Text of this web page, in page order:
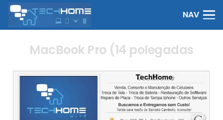
NAV
MacBook Pro (14 polegadas